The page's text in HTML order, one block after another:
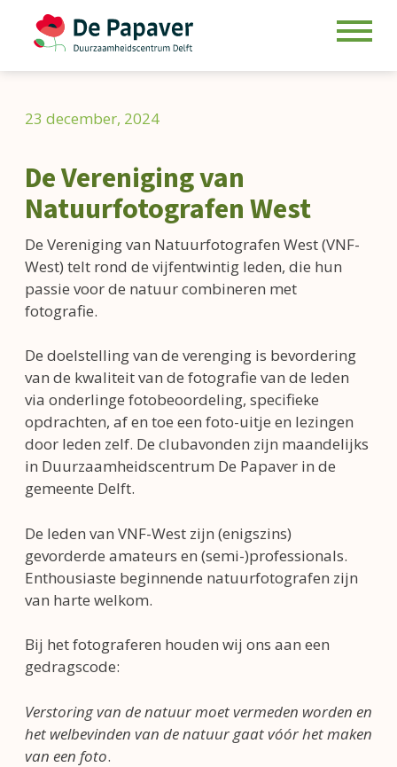
content23 december, 2024
De Vereniging van
Natuurfotografen West
De Vereniging van Natuurfotografen West (VNF-
West) telt rond de vijfentwintig leden, die hun
passie voor de natuur combineren met
fotografie.
De doelstelling van de verenging is bevordering
van de kwaliteit van de fotografie van de leden
via onderlinge fotobeoordeling, specifieke
opdrachten, af en toe een foto-uitje en lezingen
door leden zelf. De clubavonden zijn maandelijks
in Duurzaamheidscentrum De Papaver in de
gemeente Delft.
De leden van VNF-West zijn (enigszins)
gevorderde amateurs en (semi-)professionals.
Enthousiaste beginnende natuurfotografen zijn
van harte welkom.
Bij het fotograferen houden wij ons aan een
gedragscode:
Verstoring van de natuur moet vermeden worden en
het welbevinden van de natuur gaat vóór het maken
van een foto.